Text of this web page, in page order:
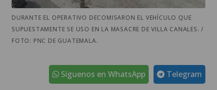
DURANTE EL OPERATIVO DECOMISARON EL VEHÍCULO QUE
SUPUESTAMENTE SE USO EN LA MASACRE DE VILLA CANALES. /
FOTO: PNC DE GUATEMALA.
Telegram
Síguenos en WhatsApp